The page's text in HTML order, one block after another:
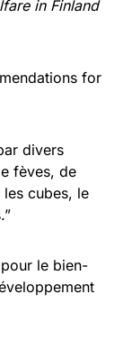
in Finland
for
divers
fèves, de
cubes, le
le bien-